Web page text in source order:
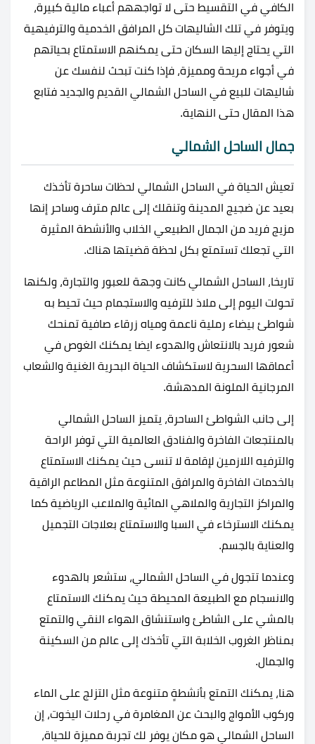
الكافي في التقسيط حتى لا تواجههم أعباء مالية كبيرة،
ويتوفر في تلك الشاليهات كل المرافق الخدمية والترفيهية
التي يحتاج إليها السكان حتى يمكنهم الاستمتاع بحياتهم
في أجواء مريحة ومميزة، فإذا كنت تبحث لنفسك عن
شاليهات للبيع في الساحل الشمالي القديم والجديد فتابع
هذا المقال حتى النهاية.
جمال الساحل الشمالي
تعيش الحياة في الساحل الشمالي لحظات ساحرة تأخذك
بعيد عن ضجيج المدينة وتنقلك إلى عالم مترف وساحر إنها
مزيج فريد من الجمال الطبيعي الخلاب والأنشطة المثيرة
التي تجعلك تستمتع بكل لحظة قضيتها هناك.
تاريخا، الساحل الشمالي كانت وجهة للعبور والتجارة، ولكنها
تحولت اليوم إلى ملاذ للترفيه والاستجمام حيث تحيط به
شواطئ بيضاء رملية ناعمة ومياه زرقاء صافية تمنحك
شعور فريد بالانتعاش والهدوء ايضا يمكنك الغوص في
أعماقها السحرية لاستكشاف الحياة البحرية الغنية والشعاب
المرجانية الملونة المدهشة.
إلى جانب الشواطئ الساحرة، يتميز الساحل الشمالي
بالمنتجعات الفاخرة والفنادق العالمية التي توفر الراحة
والترفيه اللازمين لإقامة لا تنسى حيث يمكنك الاستمتاع
بالخدمات الفاخرة والمرافق المتنوعة مثل المطاعم الراقية
والمراكز التجارية والملاهي المائية والملاعب الرياضية كما
يمكنك الاسترخاء في السبا والاستمتاع بعلاجات التجميل
والعناية بالجسم.
وعندما تتجول في الساحل الشمالي، ستشعر بالهدوء
والانسجام مع الطبيعة المحيطة حيث يمكنك الاستمتاع
بالمشي على الشاطئ واستنشاق الهواء النقي والتمتع
بمناظر الغروب الخلابة التي تأخذك إلى عالم من السكينة
والجمال.
هنا، يمكنك التمتع بأنشطةٍ متنوعة مثل التزلج على الماء
وركوب الأمواج والبحث عن المغامرة في رحلات اليخوت، إن
الساحل الشمالي هو مكان يوفر لك تجربة مميزة للحياة،